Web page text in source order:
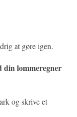
at gøre igen.
din lommeregner
og skrive et